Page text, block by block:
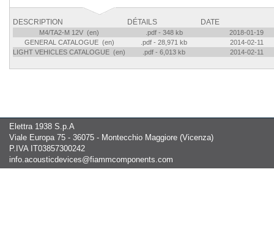
DESCRIPTION DÉTAILS DATE
M4/TA2-M 12V (en) .pdf - 348 kb
2018-01-19
GENERAL CATALOGUE (en)
.pdf - 28,971 kb
2014-02-11
LIGHT VEHICLES CATALOGUE (en)
.pdf - 6,013 kb 2014-02-11
Elettra 1938 S.p.A
Viale Europa 75 - 36075 - Montecchio Maggiore (Vicenza)
P.IVA IT03857300242
info.acousticdevices@fiammcomponents.com